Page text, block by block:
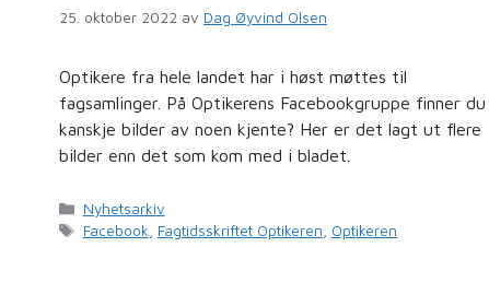
25. oktober 2022 av Dag Øyvind Olsen
Optikere fra hele landet har i høst møttes til
fagsamlinger. På Optikerens Facebookgruppe finner du
kanskje bilder av noen kjente? Her er det lagt ut flere
bilder enn det som kom med i bladet.
Kategorier
Nyhetsarkiv
Stikkord
Facebook Fagtidsskriftet Optikeren Optikeren